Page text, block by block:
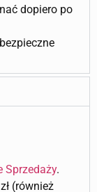
dopiero po
Sprzedaży.
(również